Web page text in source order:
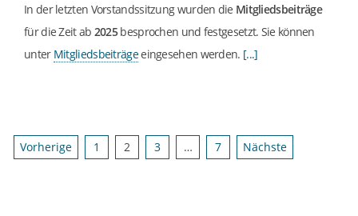
N
(
E
.
In der letzten Vorstandssitzung wurden die Mitgliedsbeiträge
für die Zeit ab 2025besprochen und festgesetzt. Sie können
unter Mitgliedsbeiträgeeingesehen werden. [...]
Seitennummerierung
Vorherige 1 2 3 … 7 Nächste